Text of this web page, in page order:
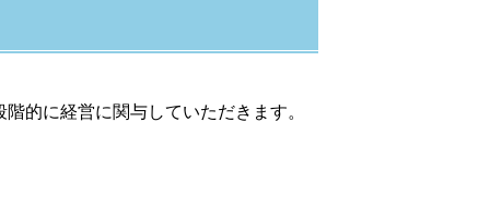
的に経営に関与していただきます。